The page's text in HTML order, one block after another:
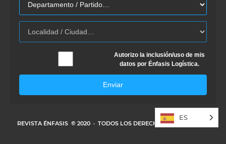
Autorizo la inclusión/uso de mis
datos por Énfasis Logística.
Enviar
REVISTA ÉNFASIS © 2020 · TODOS LOS DERECHOS RESERVADOS
ES